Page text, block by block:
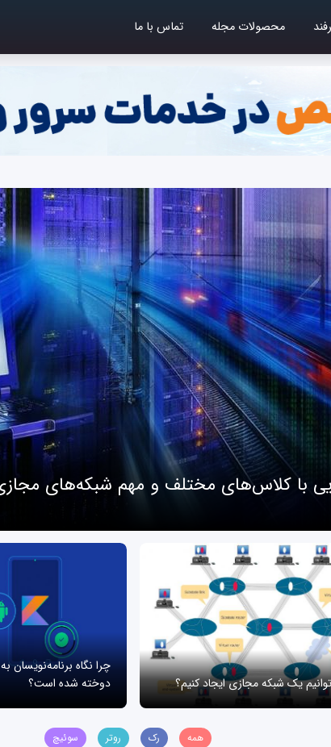
محصولات مجله تماس با ما
با کلاس‌های مختلف و مهم شبکه‌های
یک شبکه مجازی ایجاد کنیم؟
چرا نگاه برنامه‌نویسان
دوخته شده است؟
همه رک روتر سوئیچ